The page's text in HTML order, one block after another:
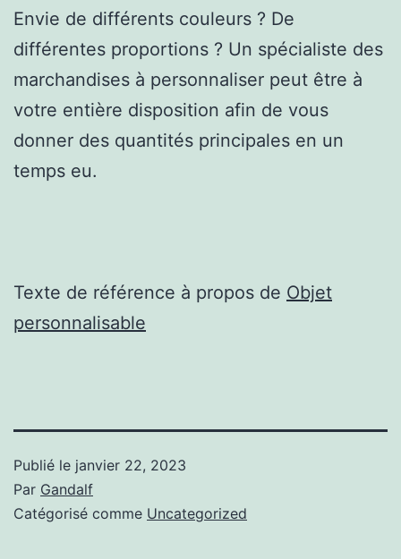
Envie de différents couleurs ? De
différentes proportions ? Un spécialiste des
marchandises à personnaliser peut être à
votre entière disposition afin de vous
donner des quantités principales en un
temps eu.
Texte de référence à propos de Objet
personnalisable
Publié le janvier 22, 2023
Par Gandalf
Catégorisé comme Uncategorized